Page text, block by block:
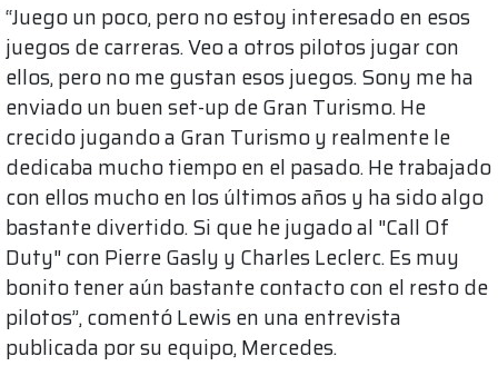
“Juego un poco, pero no estoy interesado en esos
juegos de carreras. Veo a otros pilotos jugar con
ellos, pero no me gustan esos juegos. Sony me ha
enviado un buen set-up de Gran Turismo. He
crecido jugando a Gran Turismo y realmente le
dedicaba mucho tiempo en el pasado. He trabajado
con ellos mucho en los últimos años y ha sido algo
bastante divertido. Si que he jugado al "Call Of
Duty" con Pierre Gasly y Charles Leclerc. Es muy
bonito tener aún bastante contacto con el resto de
pilotos”, comentó Lewis en una entrevista
publicada por su equipo, Mercedes.